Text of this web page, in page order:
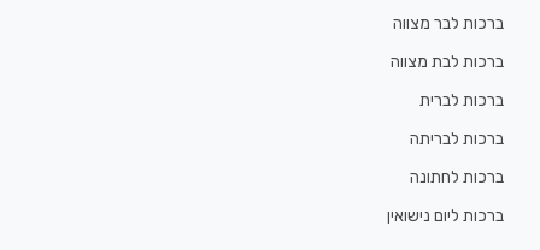
ברכות לבר מצווה
ברכות לבת מצווה
ברכות לברית
ברכות לבריתה
ברכות לחתונה
ברכות ליום נישואין